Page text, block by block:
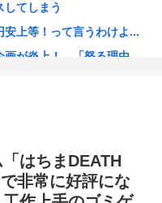
ちいかわの画像を食...
間として産まれることを...
てしまう
上等！って言うわけよ...
が炎上！←「怒る理由...
るその場しのぎ、先送...
世界的ブームの日本の...
はちまDEATH
非常に好評にな